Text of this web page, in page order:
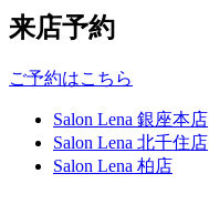
来店予約
ご予約はこちら
Salon Lena 銀座本店
Salon Lena 北千住店
Salon Lena 柏店